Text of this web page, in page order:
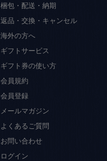
梱包・配送・納期
返品・交換・キャンセル
海外の方へ
ギフトサービス
ギフト券の使い方
会員規約
会員登録
メールマガジン
よくあるご質問
お問い合わせ
ログイン